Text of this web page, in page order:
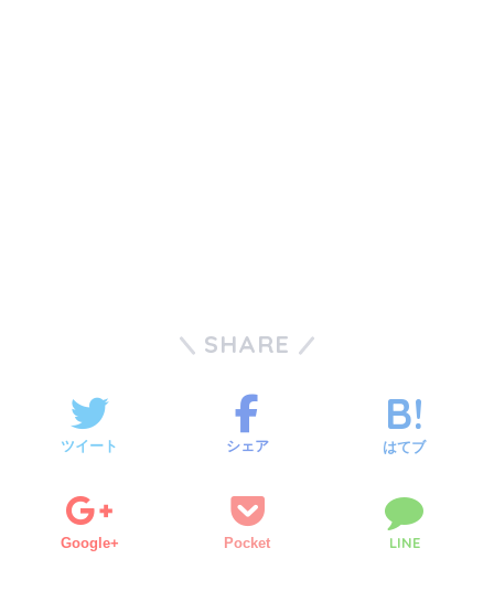
SHARE
ツイート シェア はてブ
Google+ Pocket LINE